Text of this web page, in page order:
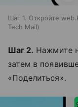
Шаг 1. Откройте
Tech Mail
Шаг 2. Нажмите
затем в
«Поделиться».